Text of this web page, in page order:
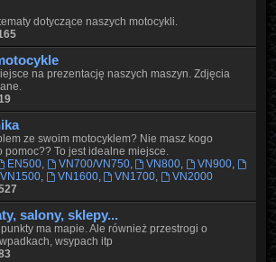
dotyczące naszych motocykli.
na prezentację naszych maszyn. Zdjęcia
ze swoim motocyklem? Nie masz kogo
pomoc?? To jest idealne miejsce.
EN500, VN700/VN750, VN800, VN900,
VN1500, VN1600, VN1700,
VN2000
salony, sklepy...
ma mapie. Ale również przestrogi o
wsypach itp